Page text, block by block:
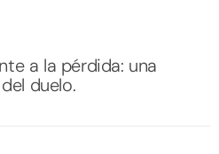
a la pérdida: una
duelo.